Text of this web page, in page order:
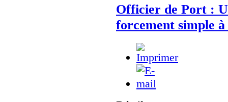
Officier de Port :
forcement simple